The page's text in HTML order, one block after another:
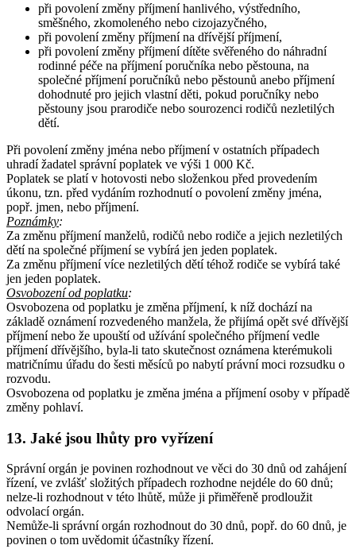
při povolení změny příjmení hanlivého, výstředního,
směšného, zkomoleného nebo cizojazyčného,
při povolení změny příjmení na dřívější příjmení,
při povolení změny příjmení dítěte svěřeného do náhradní
rodinné péče na příjmení poručníka nebo pěstouna, na
společné příjmení poručníků nebo pěstounů anebo příjmení
dohodnuté pro jejich vlastní děti, pokud poručníky nebo
pěstouny jsou prarodiče nebo sourozenci rodičů nezletilých
dětí.
Při povolení změny jména nebo příjmení v ostatních případech
uhradí žadatel správní poplatek ve výši 1 000 Kč.
Poplatek se platí v hotovosti nebo složenkou před provedením
úkonu, tzn. před vydáním rozhodnutí o povolení změny jména,
popř. jmen, nebo příjmení.
Poznámky:
Za změnu příjmení manželů, rodičů nebo rodiče a jejich nezletilých
dětí na společné příjmení se vybírá jen jeden poplatek.
Za změnu příjmení více nezletilých dětí téhož rodiče se vybírá také
jen jeden poplatek.
Osvobození od poplatku:
Osvobozena od poplatku je změna příjmení, k níž dochází na
základě oznámení rozvedeného manžela, že přijímá opět své dřívější
příjmení nebo že upouští od užívání společného příjmení vedle
příjmení dřívějšího, byla-li tato skutečnost oznámena kterémukoli
matričnímu úřadu do šesti měsíců po nabytí právní moci rozsudku o
rozvodu.
Osvobozena od poplatku je změna jména a příjmení osoby v případě
změny pohlaví.
13. Jaké jsou lhůty pro vyřízení
Správní orgán je povinen rozhodnout ve věci do 30 dnů od zahájení
řízení, ve zvlášť složitých případech rozhodne nejdéle do 60 dnů;
nelze-li rozhodnout v této lhůtě, může ji přiměřeně prodloužit
odvolací orgán.
Nemůže-li správní orgán rozhodnout do 30 dnů, popř. do 60 dnů, je
povinen o tom uvědomit účastníky řízení.